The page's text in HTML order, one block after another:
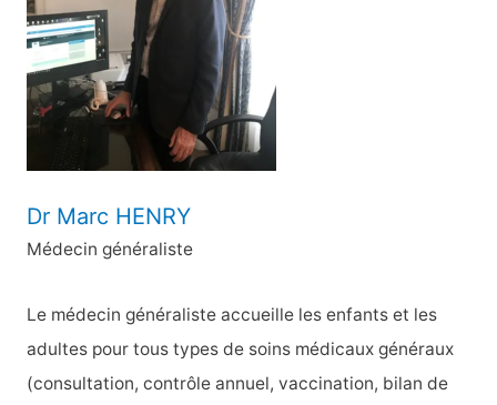
h
e
r
Dr Marc HENRY
Médecin généraliste
Le médecin généraliste accueille les enfants et les
adultes pour tous types de soins médicaux généraux
(consultation, contrôle annuel, vaccination, bilan de